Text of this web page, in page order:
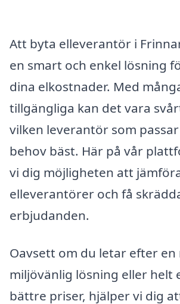
Att byta elleverantör i
en smart och enkel lösning
dina elkostnader. Med
tillgängliga kan det vara
vilken leverantör som
behov bäst. Här på vår
vi dig möjligheten att
elleverantörer och få
erbjudanden.
Oavsett om du letar efter en
miljövänlig lösning eller helt
bättre priser, hjälper vi dig